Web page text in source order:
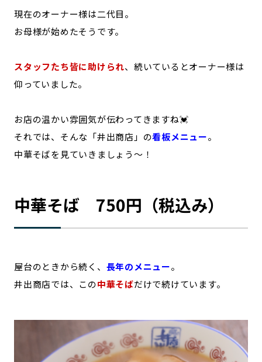
現在のオーナー様は二代目。
お母様が始めたそうです。
スタッフたち皆に助けられ、続いているとオーナー様は
仰っていました。
お店の温かい雰囲気が伝わってきますね💓
それでは、そんな「井出商店」の看板メニュー。
中華そばを見ていきましょう～！
中華そば 750円（税込み）
屋台のときから続く、 長年のメニュー。
井出商店では、この中華そばだけで続けています。